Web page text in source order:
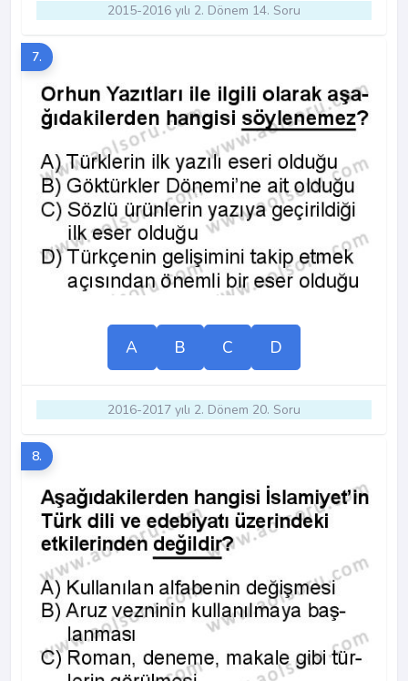
2015-2016 yılı 2. Dönem 14. Soru
7.
A B C D
2016-2017 yılı 2. Dönem 20. Soru
8.